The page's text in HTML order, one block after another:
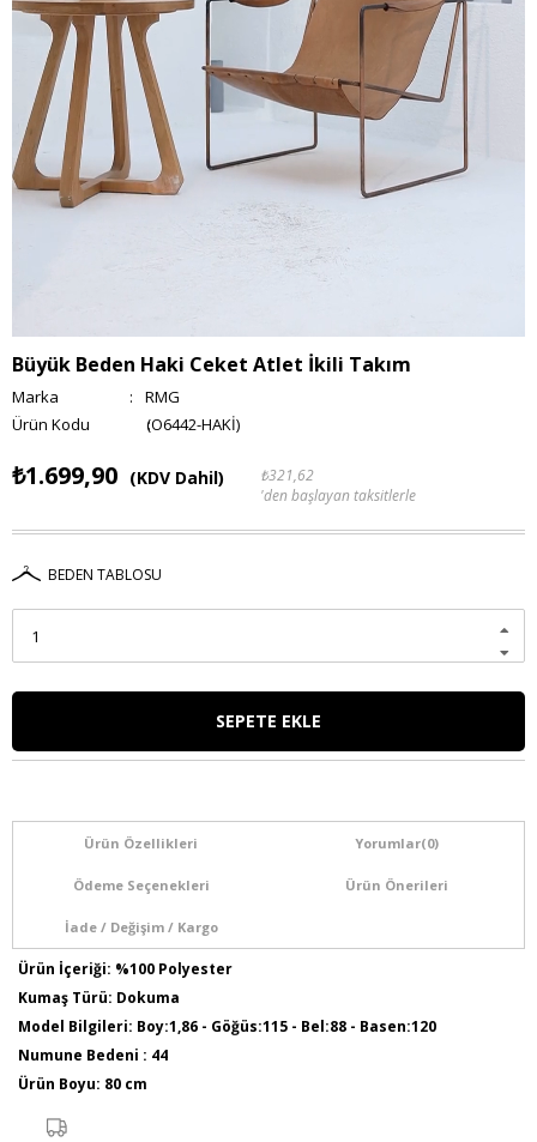
Büyük Beden Haki Ceket Atlet İkili Takım
Marka :
RMG
(O6442-HAKİ)
₺1.699,90 (KDV Dahil)
₺321,62
'den başlayan taksitlerle
BEDEN TABLOSU
Ürün Özellikleri Yorumlar(0)
Ödeme Seçenekleri Ürün Önerileri
İade / Değişim / Kargo
Ürün İçeriği: %100 Polyester
Kumaş Türü: Dokuma
Model Bilgileri: Boy:1,86 - Göğüs:115 - Bel:88 - Basen:120
Numune Bedeni : 44
Ürün Boyu: 80 cm